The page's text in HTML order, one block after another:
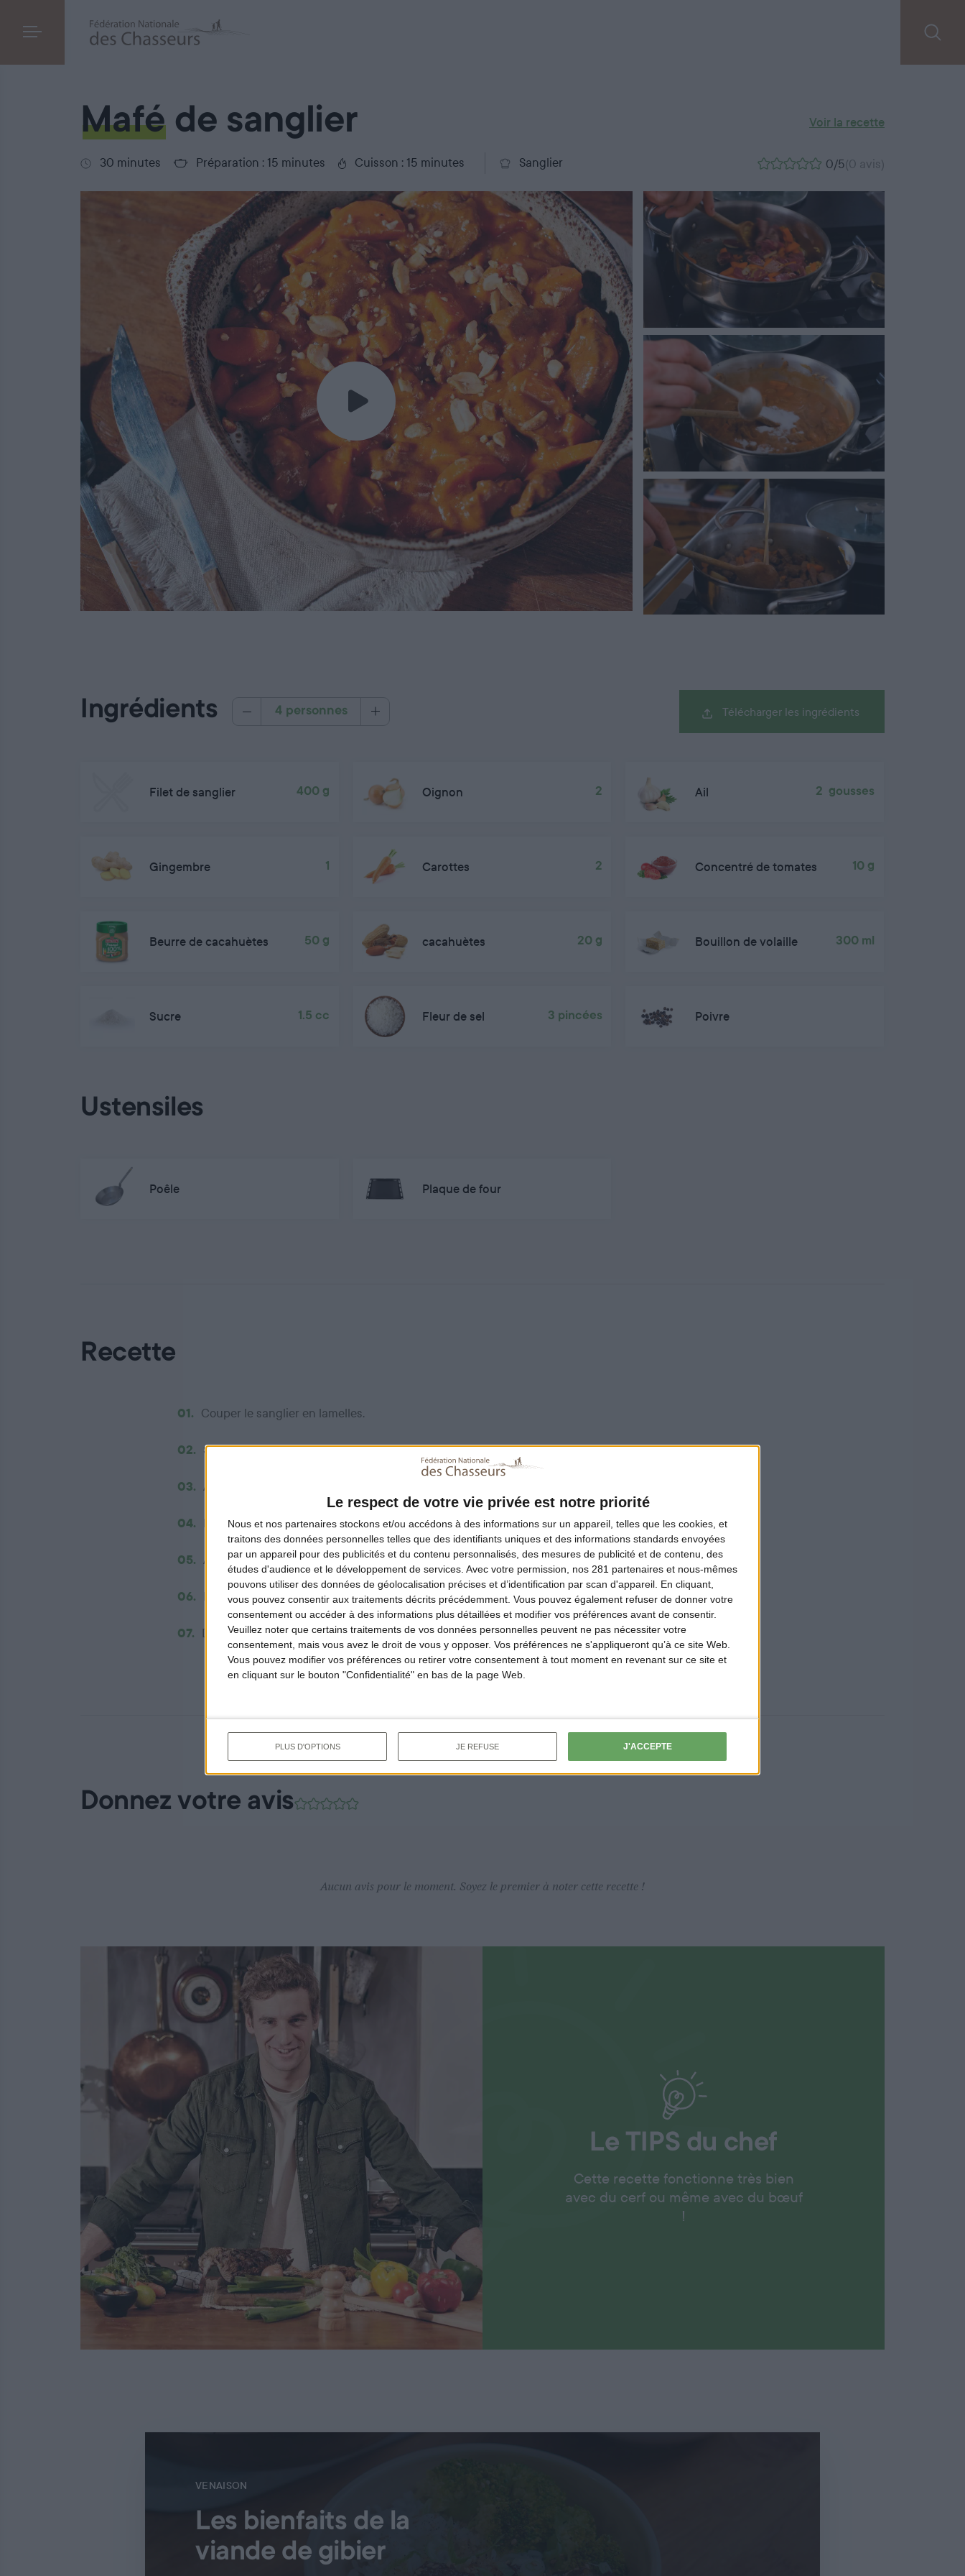
Le respect de votre vie privée est notre priorité
Nous et nos partenaires stockons et/ou accédons à des informations sur un appareil, telles que les cookies, et
traitons des données personnelles telles que des identifiants uniques et des informations standards envoyées
par un appareil pour des publicités et du contenu personnalisés, des mesures de publicité et de contenu, des
études d'audience et le développement de services. Avec votre permission, nos 281 partenaires et nous-mêmes
pouvons utiliser des données de géolocalisation précises et d’identification par scan d'appareil. En cliquant,
vous pouvez consentir aux traitements décrits précédemment. Vous pouvez également refuser de donner votre
consentement ou accéder à des informations plus détaillées et modifier vos préférences avant de consentir.
Veuillez noter que certains traitements de vos données personnelles peuvent ne pas nécessiter votre
consentement, mais vous avez le droit de vous y opposer. Vos préférences ne s'appliqueront qu’à ce site Web.
Vous pouvez modifier vos préférences ou retirer votre consentement à tout moment en revenant sur ce site et
en cliquant sur le bouton "Confidentialité" en bas de la page Web.
PLUS D'OPTIONS JE REFUSE J'ACCEPTE
Maféde sanglier Voir la recette
30 minutes Préparation : 15 minutes Cuisson : 15 minutes Sanglier 0/5(0 avis)
Ingrédients 4 personnes Télécharger les ingrédients
Filet de sanglier 400 g Oignon 2 Ail 2 gousses
Gingembre 1 Carottes 2 Concentré de tomates 10 g
Beurre de cacahuètes 50 g cacahuètes 20 g Bouillon de volaille 300 ml
Sucre 1.5 cc Fleur de sel 3 pincées Poivre
Ustensiles
Poêle Plaque de four
Recette
01. Couper le sanglier en lamelles.
02. Saisir les oignons, l’ail et le gingembre coupés finement.
03. Ajouter la carotte coupée finement, et le sanglier.
04. Faire saisir 5 minutes.
05. Ajouter le concentré de tomate, les épices, le beurre de cacahuètes, le sucre et le bouillon.
06. Laisser cuire 15 minutes. Saler et poivrer.
07. Dresser dessus quelques cacahuètes au moment de servir. Vous pouvez l’accompagner de riz.
Donnez votre avis
Aucun avis pour le moment. Soyez le premier à noter cette recette !
Le TIPS du chef
Cette recette fonctionne très bien
avec du cerf ou même avec du bœuf
!
VENAISON
Les bienfaits de la
viande de gibier